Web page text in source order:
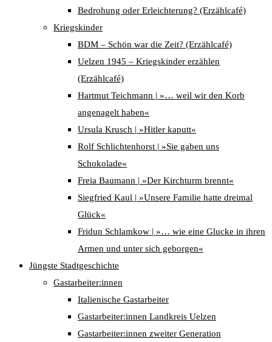
Bedrohung oder Erleichterung? (Erzählcafé)
Kriegskinder
BDM – Schön war die Zeit? (Erzählcafé)
Uelzen 1945 – Kriegskinder erzählen
(Erzählcafé)
Hartmut Teichmann | »… weil wir den Korb
angenagelt haben«
Ursula Krusch | »Hitler kaputt«
Rolf Schlichtenhorst | »Sie gaben uns
Schokolade«
Freia Baumann | »Der Kirchturm brennt«
Siegfried Kaul | »Unsere Familie hatte dreimal
Glück«
Fridun Schlamkow | »… wie eine Glucke in ihren
Armen und unter sich geborgen«
Jüngste Stadtgeschichte
Gastarbeiter:innen
Italienische Gastarbeiter
Gastarbeiter:innen Landkreis Uelzen
Gastarbeiter:innen zweiter Generation